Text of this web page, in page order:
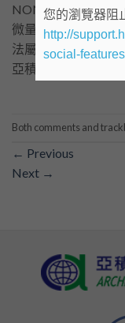
NONI駱尼酵素
微量元素
法屬大溪地
亞積生物科技
Both comments and
← Previous
Next →
您的瀏覽器阻
http://
social-